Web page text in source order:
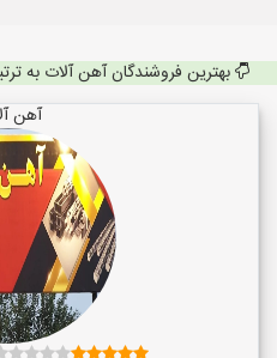
بهترین فروشندگان آهن آلات به
آهن